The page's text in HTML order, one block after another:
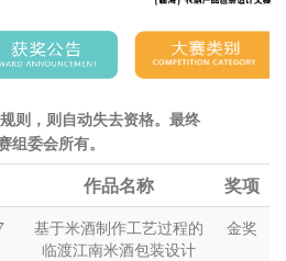
则，则自动失去资格。最终
组委会所有。
作品名称 奖项
基于米酒制作工艺过程的
临渡江南米酒包装设计
金奖